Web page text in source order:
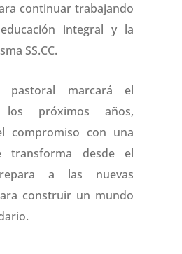
continuar trabajando
integral y la
SS.CC.
pastoral marcará el
próximos años,
compromiso con una
transforma desde el
a las nuevas
construir un mundo